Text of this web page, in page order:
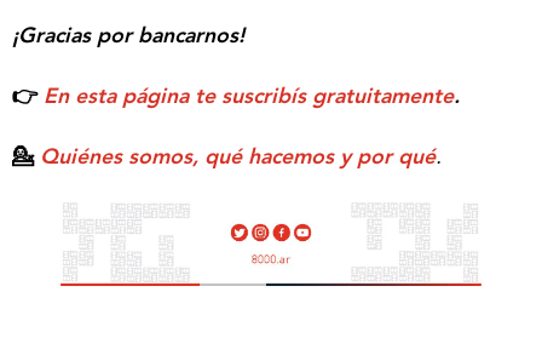
¡Gracias por bancarnos!
👉 En esta página te suscribís gratuitamente.
💁 Quiénes somos, qué hacemos y por qué.